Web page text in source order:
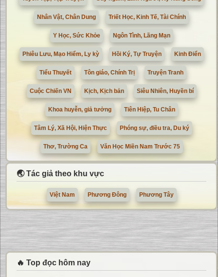
Nhân Vật, Chân Dung Triết Học, Kinh Tế, Tài Chính
Y Học, Sức Khỏe Ngôn Tình, Lãng Mạn
Phiêu Lưu, Mạo Hiểm, Ly kỳ Hồi Ký, Tự Truyện Kinh Điển
Tiểu Thuyết Tôn giáo, Chính Trị Truyện Tranh
Cuộc Chiến VN Kịch, Kịch bản Siêu Nhiên, Huyền bí
Khoa huyễn, giả tưởng Tiên Hiệp, Tu Chân
Tâm Lý, Xã Hội, Hiện Thực Phóng sự, điều tra, Du ký
Thơ, Trường Ca Văn Học Miền Nam Trước 75
🌏 Tác giả theo khu vực
Việt Nam Phương Đông Phương Tây
🔥 Top đọc hôm nay